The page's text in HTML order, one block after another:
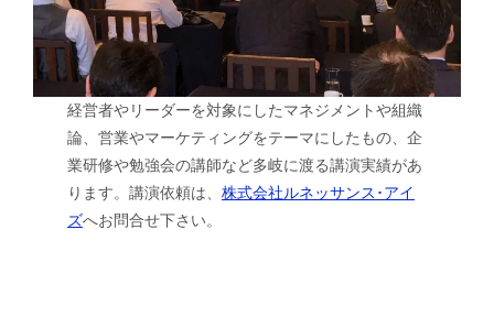
経営者やリーダーを対象にしたマネジメントや組織
論、営業やマーケティングをテーマにしたもの、企
業研修や勉強会の講師など多岐に渡る講演実績があ
ります。講演依頼は、株式会社ルネッサンス･アイ
ズへお問合せ下さい。